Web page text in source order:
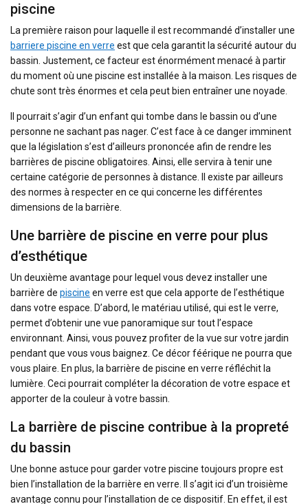
piscine
La première raison pour laquelle il est recommandé d’installer une
barriere piscine en verre est que cela garantit la sécurité autour du
bassin. Justement, ce facteur est énormément menacé à partir
du moment où une piscine est installée à la maison. Les risques de
chute sont très énormes et cela peut bien entraîner une noyade.
Il pourrait s’agir d’un enfant qui tombe dans le bassin ou d’une
personne ne sachant pas nager. C’est face à ce danger imminent
que la législation s’est d’ailleurs prononcée afin de rendre les
barrières de piscine obligatoires. Ainsi, elle servira à tenir une
certaine catégorie de personnes à distance. Il existe par ailleurs
des normes à respecter en ce qui concerne les différentes
dimensions de la barrière.
Une barrière de piscine en verre pour plus
d’esthétique
Un deuxième avantage pour lequel vous devez installer une
barrière de piscine en verre est que cela apporte de l’esthétique
dans votre espace. D’abord, le matériau utilisé, qui est le verre,
permet d’obtenir une vue panoramique sur tout l’espace
environnant. Ainsi, vous pouvez profiter de la vue sur votre jardin
pendant que vous vous baignez. Ce décor féérique ne pourra que
vous plaire. En plus, la barrière de piscine en verre réfléchit la
lumière. Ceci pourrait compléter la décoration de votre espace et
apporter de la couleur à votre bassin.
La barrière de piscine contribue à la propreté
du bassin
Une bonne astuce pour garder votre piscine toujours propre est
bien l’installation de la barrière en verre. Il s’agit ici d’un troisième
avantage connu pour l’installation de ce dispositif. En effet, il est